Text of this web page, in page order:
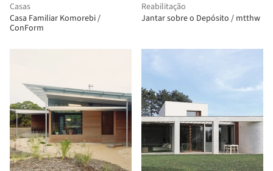
Casas
Casa Familiar Komorebi /
ConForm
Reabilitação
Jantar sobre o Depósito / mtthw